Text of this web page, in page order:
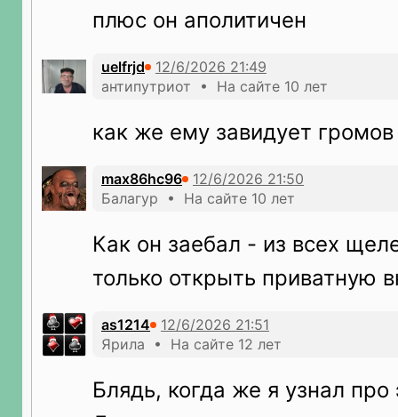
плюс он аполитичен
uelfrjd
антипутриот • На сайте 10 лет
как же ему завидует
max86hc96
Балагур • На сайте 10 лет
Как он заебал - из всех
только открыть приватную
as1214
Ярила • На сайте 12 лет
Блядь, когда же я узнал про